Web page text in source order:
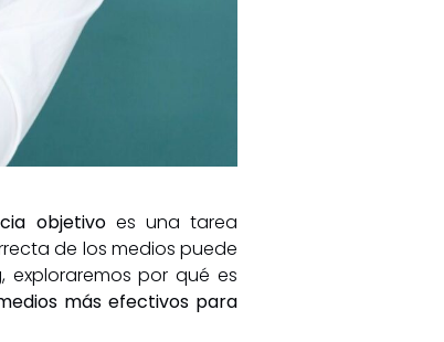
objetivoes una tarea
de los medios puede
por qué es
más efectivos para